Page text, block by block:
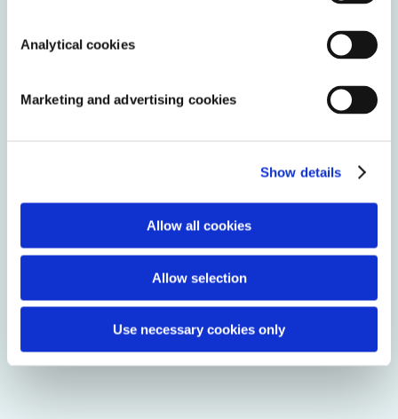
Analytical cookies
Marketing and advertising cookies
Show details
Allow all cookies
Allow selection
Use necessary cookies only
Chance. Positive
n: Der
Augenrötungen
anbieten und so
sorgen.